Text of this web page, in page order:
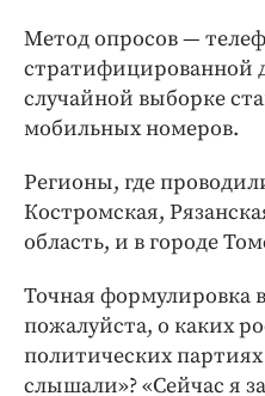
Метод опросов —
стратифицированной
случайной выборке
мобильных номеров.
Регионы, где
Костромская,
область, и в городе
Точная формулировка
пожалуйста, о каких
политических
слышали»? «Сейчас я